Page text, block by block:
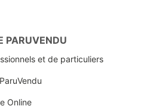
PARUVENDU
et de particuliers
Online